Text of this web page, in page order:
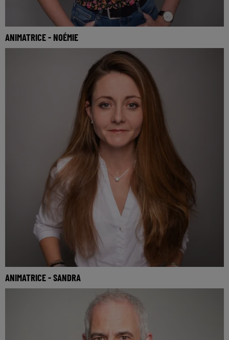
ANIMATRICE - NOÉMIE
ANIMATRICE - SANDRA